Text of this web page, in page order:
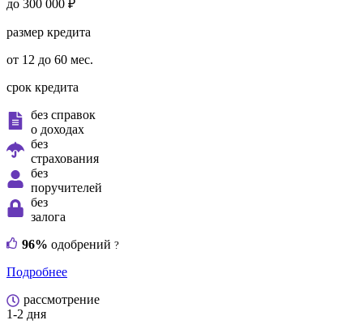
до 300 000 ₽
размер кредита
от 12 до 60 мес.
срок кредита
без справок
о доходах
без
страхования
без
поручителей
без
залога
96% одобрений ?
Подробнее
рассмотрение
1-2 дня